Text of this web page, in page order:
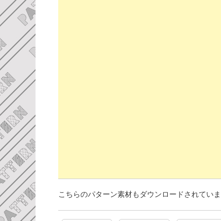
こちらのパターン素材もダウンロードされてい